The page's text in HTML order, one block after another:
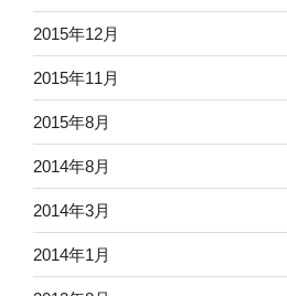
2015年12月
2015年11月
2015年8月
2014年8月
2014年3月
2014年1月